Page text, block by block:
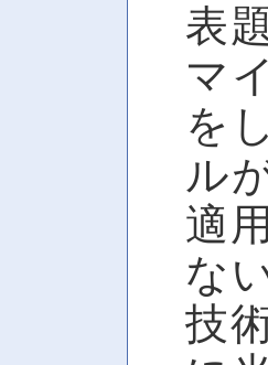
表
マ
を
ル
適
な
技